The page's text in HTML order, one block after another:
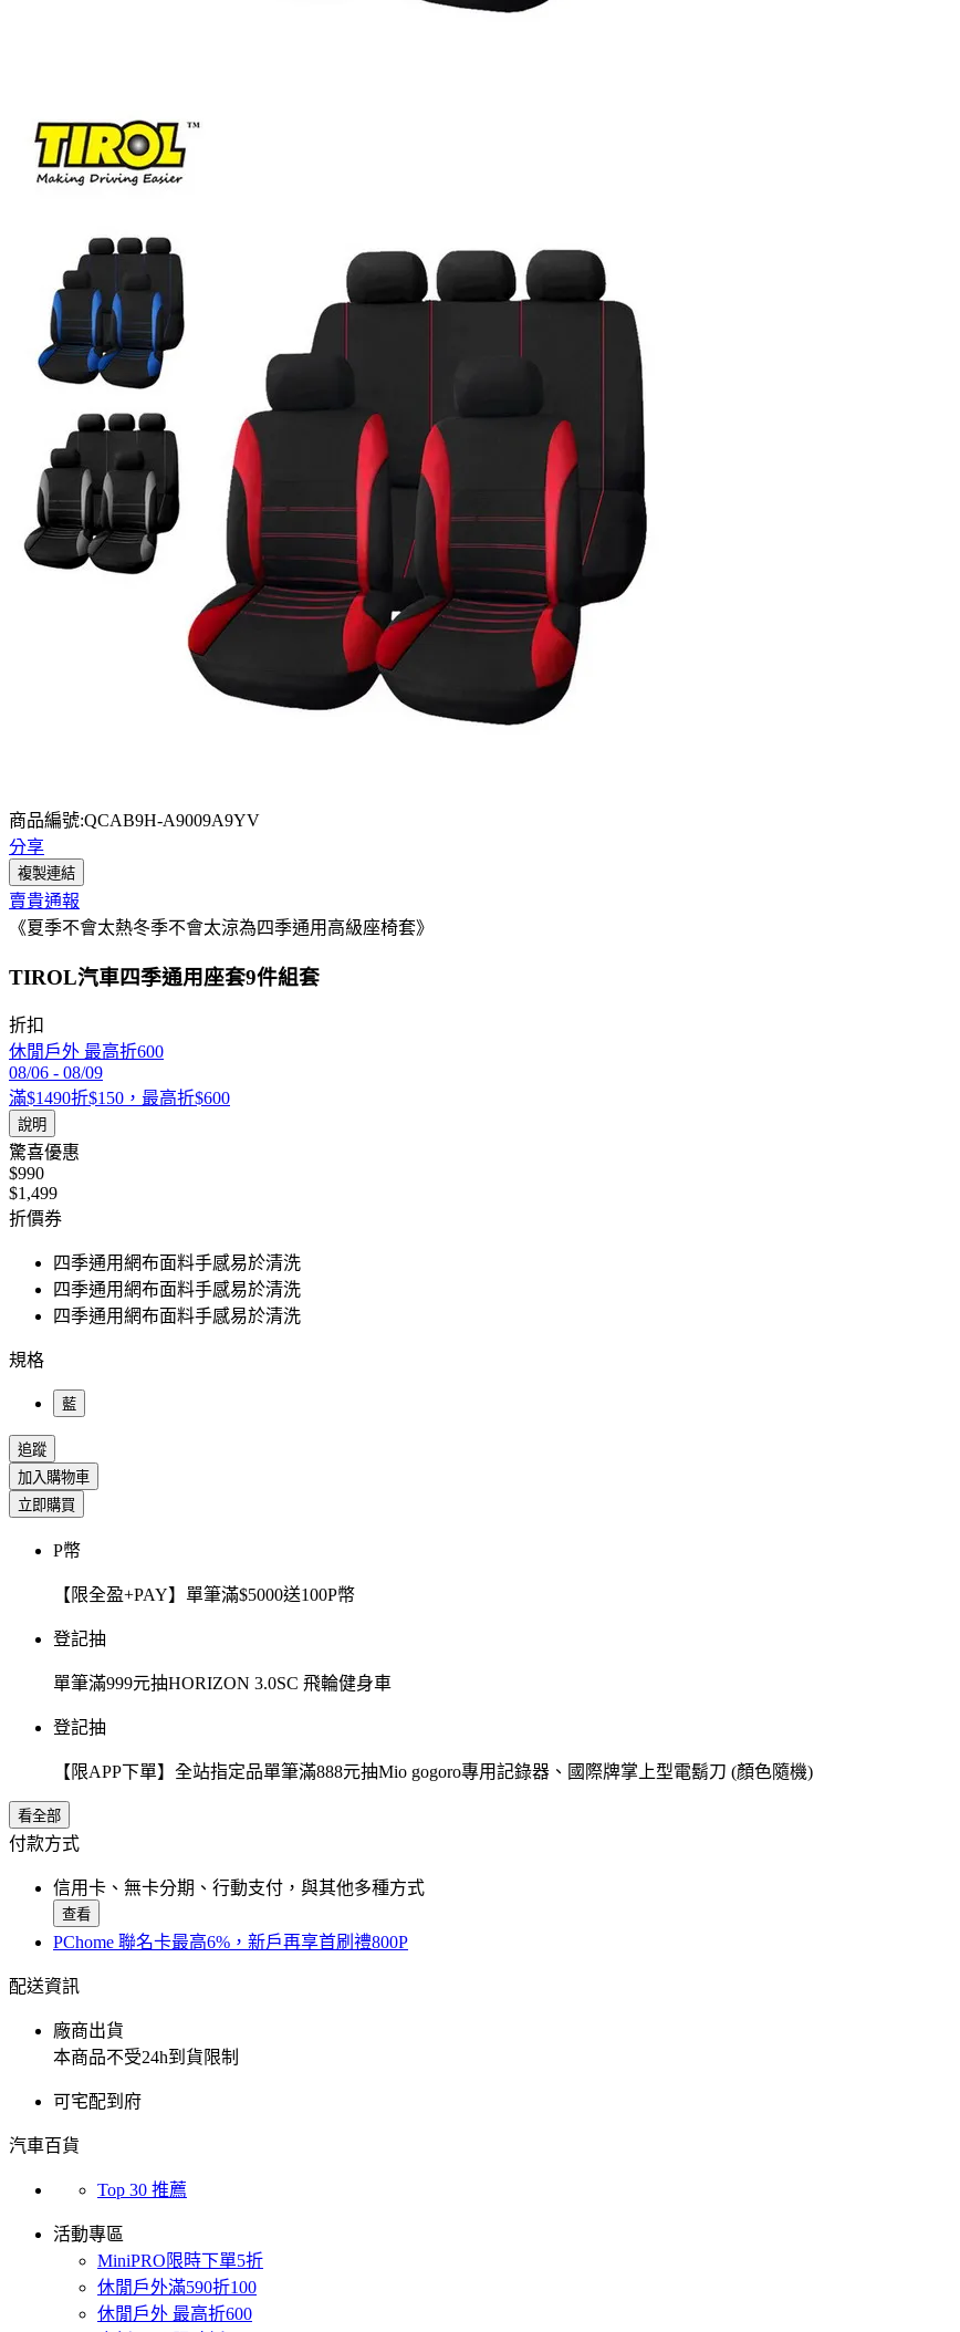
商品編號:QCAB9H-A9009A9YV
分享
複製連結
賣貴通報
《夏季不會太熱冬季不會太涼為四季通用高級座椅套》
TIROL汽車四季通用座套9件組套
折扣
休閒戶外 最高折600
08/06 - 08/09
滿$1490折$150，最高折$600
說明
驚喜優惠
$990
$1,499
折價券
四季通用網布面料手感易於清洗
四季通用網布面料手感易於清洗
四季通用網布面料手感易於清洗
規格
藍
追蹤
加入購物車
立即購買
P幣
【限全盈+PAY】單筆滿$5000送100P幣
登記抽
單筆滿999元抽HORIZON 3.0SC 飛輪健身車
登記抽
【限APP下單】全站指定品單筆滿888元抽Mio gogoro專用記錄器、國際牌掌上型電鬍刀 (顏色隨機)
看全部
付款方式
信用卡、無卡分期、行動支付，與其他多種方式
查看
PChome 聯名卡最高6%，新戶再享首刷禮800P
配送資訊
廠商出貨
本商品不受24h到貨限制
可宅配到府
汽車百貨
Top 30 推薦
活動專區
MiniPRO限時下單5折
休閒戶外滿590折100
休閒戶外 最高折600